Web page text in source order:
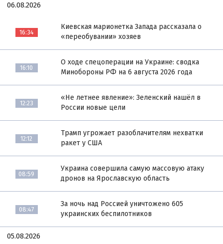
06.08.2026
16:34
Киевская марионетка Запада рассказала о
«переобувании» хозяев
16:10
О ходе спецоперации на Украине: сводка
Минобороны РФ на 6 августа 2026 года
12:23
«Не летнее явление»: Зеленский нашёл в
России новые цели
12:12
Трамп угрожает разоблачителям нехватки
ракет у США
08:59
Украина совершила самую массовую атаку
дронов на Ярославскую область
08:47
За ночь над Россией уничтожено 605
украинских беспилотников
05.08.2026